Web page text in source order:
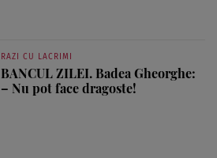
RAZI CU LACRIMI
BANCUL ZILEI. Badea Gheorghe:
– Nu pot face dragoste!